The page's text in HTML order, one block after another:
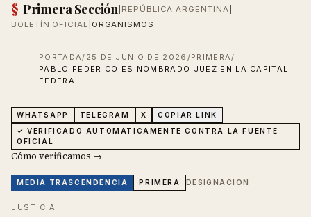
§ Primera Sección REPÚBLICA ARGENTINA
BOLETÍN OFICIAL ORGANISMOS
PORTADA/ 25 DE JUNIO DE 2026 /PRIMERA/
PABLO FEDERICO ES NOMBRADO JUEZ EN LA CAPITAL
FEDERAL
WHATSAPP TELEGRAM X
COPIAR LINK
✓ VERIFICADO AUTOMÁTICAMENTE CONTRA LA FUENTE
OFICIAL
Cómo verificamos →
MEDIA TRASCENDENCIA PRIMERA DESIGNACION
JUSTICIA